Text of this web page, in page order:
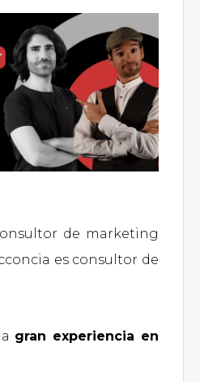
de marketing
es consultor de
gran experiencia en